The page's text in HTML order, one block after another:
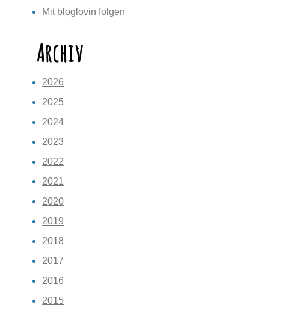
Mit bloglovin folgen
Archiv
2026
2025
2024
2023
2022
2021
2020
2019
2018
2017
2016
2015